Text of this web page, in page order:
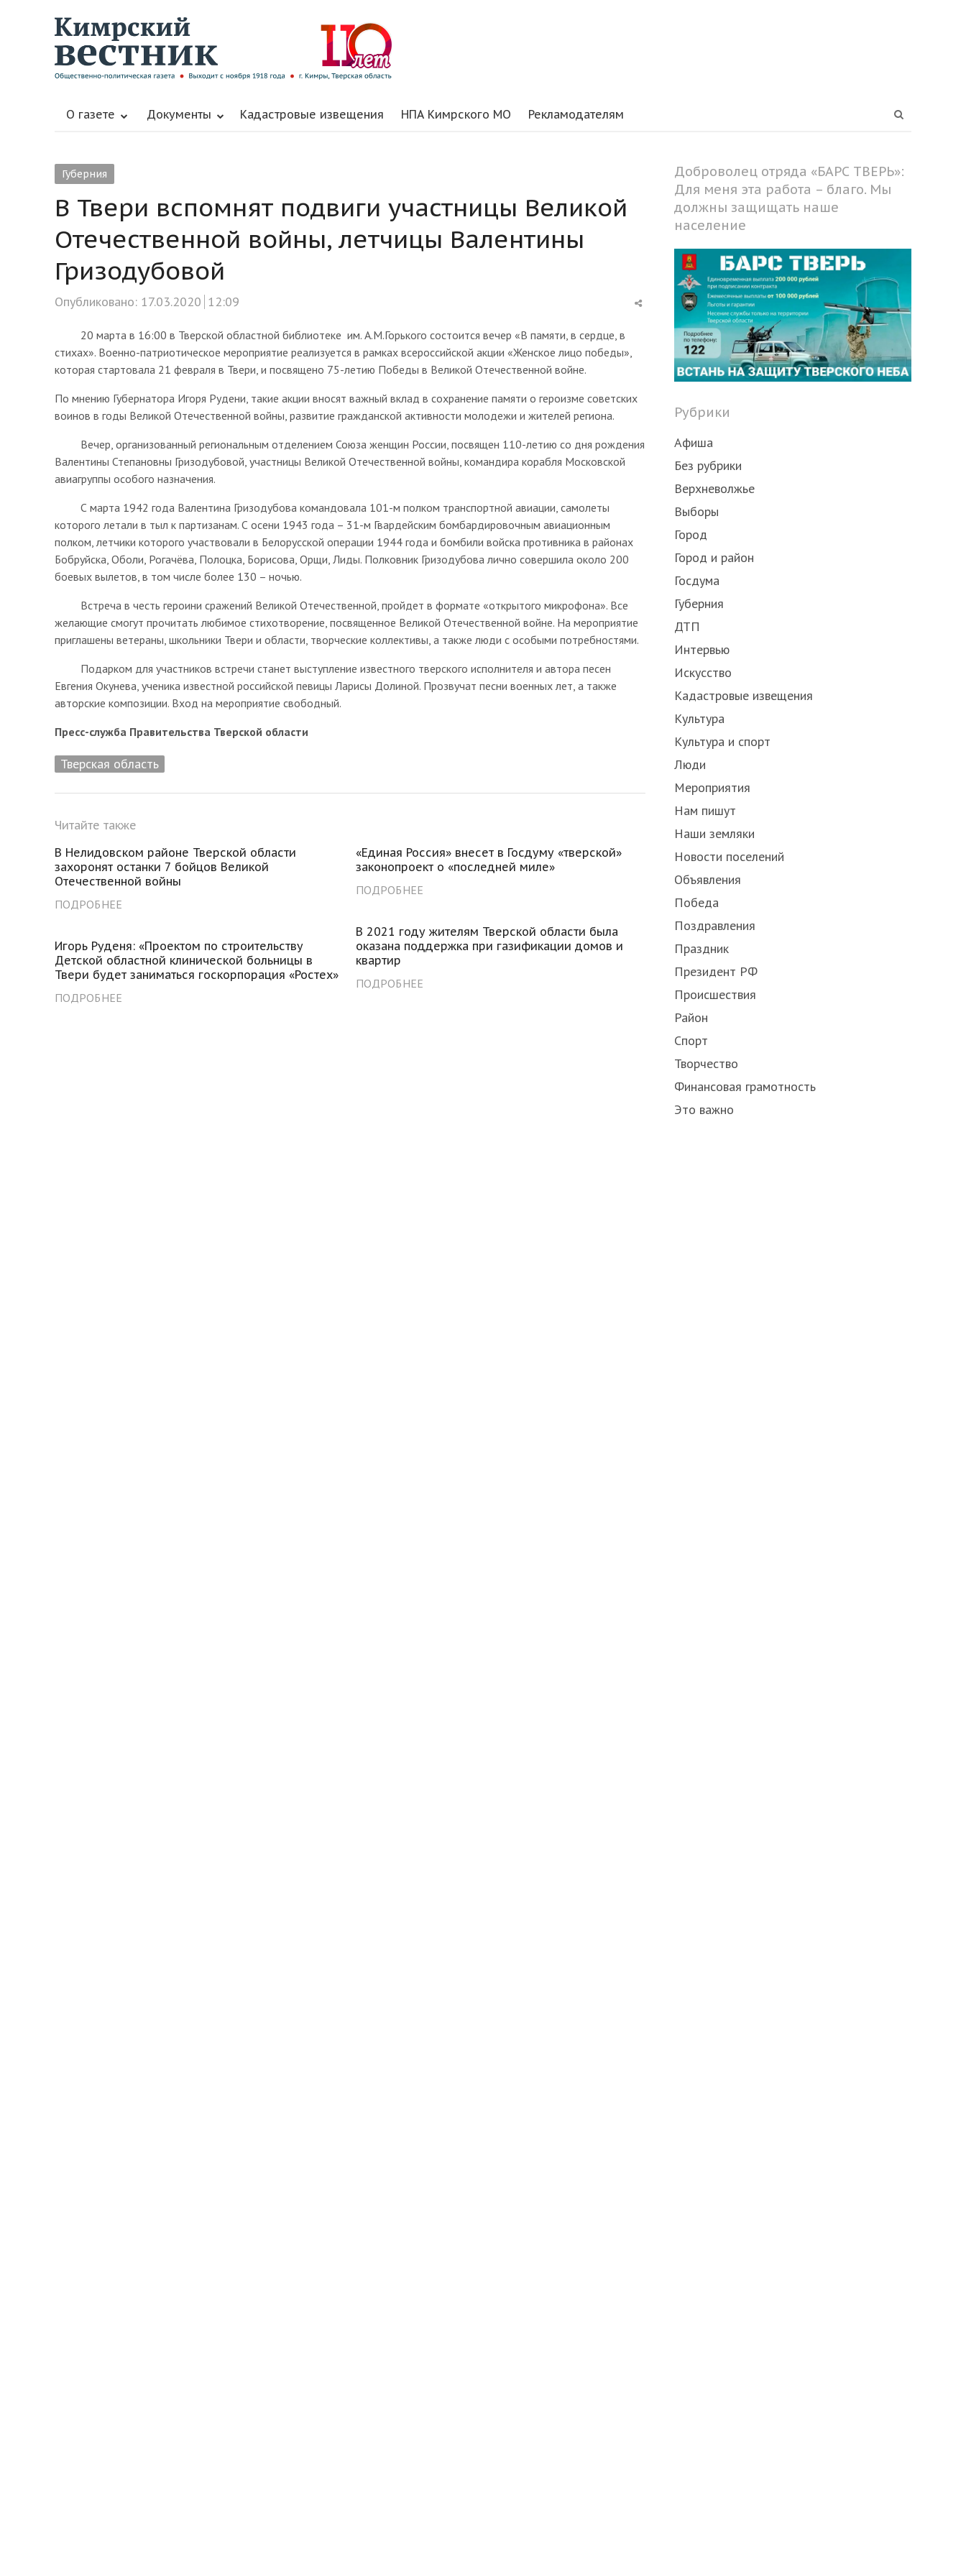
О газете Документы Кадастровые извещения НПА Кимрского МО Рекламодателям
Губерния
В Твери вспомнят подвиги участницы Великой
Отечественной войны, летчицы Валентины
Гризодубовой
Опубликовано: 17.03.2020 12:09
Share
20 марта в 16:00 в Тверской областной библиотеке им. А.М.Горького состоится вечер «В памяти, в сердце, в
стихах». Военно-патриотическое мероприятие реализуется в рамках всероссийской акции «Женское лицо победы»,
которая стартовала 21 февраля в Твери, и посвящено 75-летию Победы в Великой Отечественной войне.
По мнению Губернатора Игоря Рудени, такие акции вносят важный вклад в сохранение памяти о героизме советских
воинов в годы Великой Отечественной войны, развитие гражданской активности молодежи и жителей региона.
Вечер, организованный региональным отделением Союза женщин России, посвящен 110-летию со дня рождения
Валентины Степановны Гризодубовой, участницы Великой Отечественной войны, командира корабля Московской
авиагруппы особого назначения.
С марта 1942 года Валентина Гризодубова командовала 101-м полком транспортной авиации, самолеты
которого летали в тыл к партизанам. С осени 1943 года – 31-м Гвардейским бомбардировочным авиационным
полком, летчики которого участвовали в Белорусской операции 1944 года и бомбили войска противника в районах
Бобруйска, Оболи, Рогачёва, Полоцка, Борисова, Орщи, Лиды. Полковник Гризодубова лично совершила около 200
боевых вылетов, в том числе более 130 – ночью.
Встреча в честь героини сражений Великой Отечественной, пройдет в формате «открытого микрофона». Все
желающие смогут прочитать любимое стихотворение, посвященное Великой Отечественной войне. На мероприятие
приглашены ветераны, школьники Твери и области, творческие коллективы, а также люди с особыми потребностями.
Подарком для участников встречи станет выступление известного тверского исполнителя и автора песен
Евгения Окунева, ученика известной российской певицы Ларисы Долиной. Прозвучат песни военных лет, а также
авторские композиции. Вход на мероприятие свободный.
Пресс-служба Правительства Тверской области
Тверская область
Читайте также
В Нелидовском районе Тверской области
захоронят останки 7 бойцов Великой
Отечественной войны
ПОДРОБНЕЕ
«Единая Россия» внесет в Госдуму «тверской»
законопроект о «последней миле»
ПОДРОБНЕЕ
В 2021 году жителям Тверской области была
оказана поддержка при газификации домов и
квартир
ПОДРОБНЕЕ
Игорь Руденя: «Проектом по строительству
Детской областной клинической больницы в
Твери будет заниматься госкорпорация «Ростех»
ПОДРОБНЕЕ
Доброволец отряда «БАРС ТВЕРЬ»:
Для меня эта работа – благо. Мы
должны защищать наше
население
Рубрики
Афиша
Без рубрики
Верхневолжье
Выборы
Город
Город и район
Госдума
Губерния
ДТП
Интервью
Искусство
Кадастровые извещения
Культура
Культура и спорт
Люди
Мероприятия
Нам пишут
Наши земляки
Новости поселений
Объявления
Победа
Поздравления
Праздник
Президент РФ
Происшествия
Район
Спорт
Творчество
Финансовая грамотность
Это важно